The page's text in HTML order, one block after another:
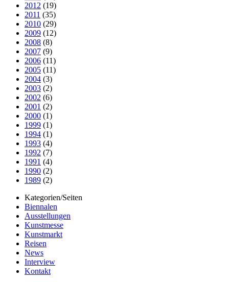
2012 (19)
2011 (35)
2010 (29)
2009 (12)
2008 (8)
2007 (9)
2006 (11)
2005 (11)
2004 (3)
2003 (2)
2002 (6)
2001 (2)
2000 (1)
1999 (1)
1994 (1)
1993 (4)
1992 (7)
1991 (4)
1990 (2)
1989 (2)
Kategorien/Seiten
Biennalen
Ausstellungen
Kunstmesse
Kunstmarkt
Reisen
News
Interview
Kontakt